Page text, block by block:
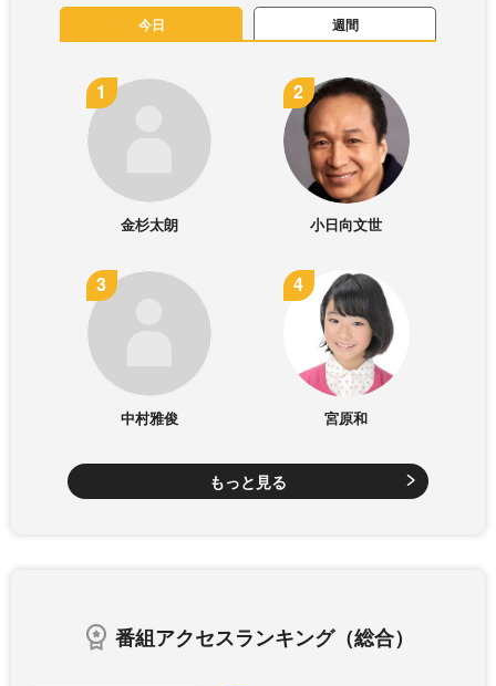
今日 週間
金杉太朗 小日向文世
中村雅俊 宮原和
もっと見る
番組アクセスランキング（総合）